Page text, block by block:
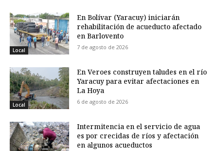
Local
En Bolívar (Yaracuy) iniciarán
rehabilitación de acueducto afectado
en Barlovento
7 de agosto de 2026
Local
En Veroes construyen taludes en el río
Yaracuy para evitar afectaciones en
La Hoya
6 de agosto de 2026
Intermitencia en el servicio de agua
es por crecidas de ríos y afectación
en algunos acueductos